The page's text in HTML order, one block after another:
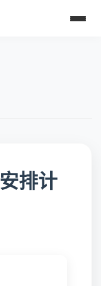
排计